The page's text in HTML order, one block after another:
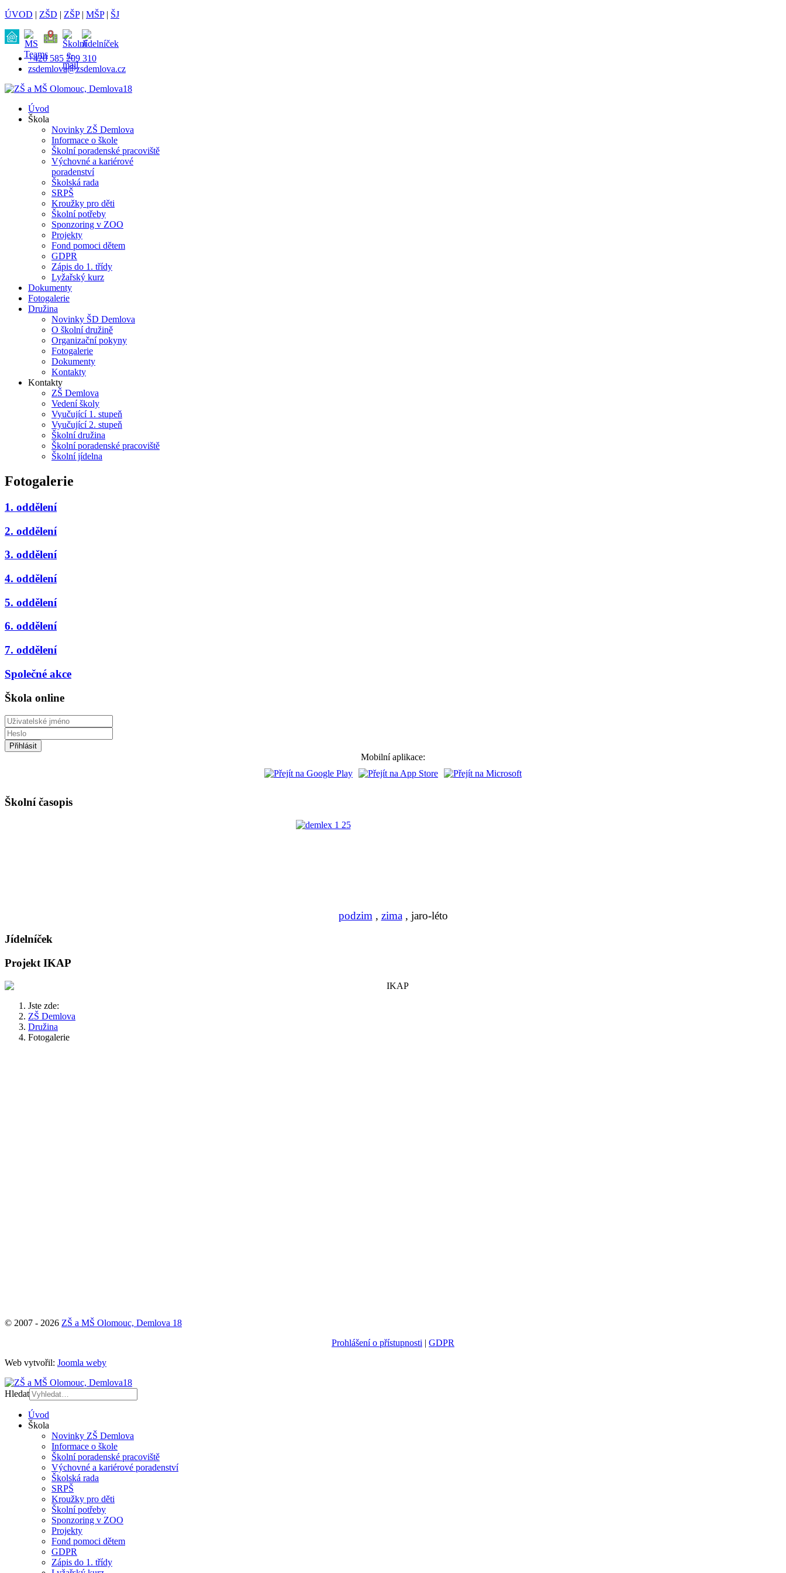
ÚVOD | ZŠD | ZŠP| MŠP| ŠJ
+420 585 209 310
zsdemlova@zsdemlova.cz
Úvod
Škola
Novinky ZŠ Demlova
Informace o škole
Školní poradenské pracoviště
Výchovné a kariérové
poradenství
Školská rada
SRPŠ
Kroužky pro děti
Školní potřeby
Sponzoring v ZOO
Projekty
Fond pomoci dětem
GDPR
Zápis do 1. třídy
Lyžařský kurz
Dokumenty
Fotogalerie
Družina
Novinky ŠD Demlova
O školní družině
Organizační pokyny
Fotogalerie
Dokumenty
Kontakty
Kontakty
ZŠ Demlova
Vedení školy
Vyučující 1. stupeň
Vyučující 2. stupeň
Školní družina
Školní poradenské pracoviště
Školní jídelna
Fotogalerie
1. oddělení
2. oddělení
3. oddělení
4. oddělení
5. oddělení
6. oddělení
7. oddělení
Společné akce
Škola online
Mobilní aplikace:
Školní časopis
podzim , zima, jaro-léto
Jídelníček
Projekt IKAP
Jste zde:
ZŠ Demlova
Družina
Fotogalerie
© 2007 - 2026 ZŠ a MŠ Olomouc, Demlova 18
Prohlášení o přístupnosti | GDPR
Web vytvořil: Joomla weby
Hledat
Úvod
Škola
Novinky ZŠ Demlova
Informace o škole
Školní poradenské pracoviště
Výchovné a kariérové poradenství
Školská rada
SRPŠ
Kroužky pro děti
Školní potřeby
Sponzoring v ZOO
Projekty
Fond pomoci dětem
GDPR
Zápis do 1. třídy